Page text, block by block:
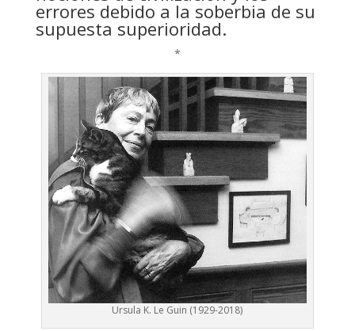
errores debido a la soberbia de su
supuesta superioridad.
*
Ursula K. Le Guin (1929-2018)